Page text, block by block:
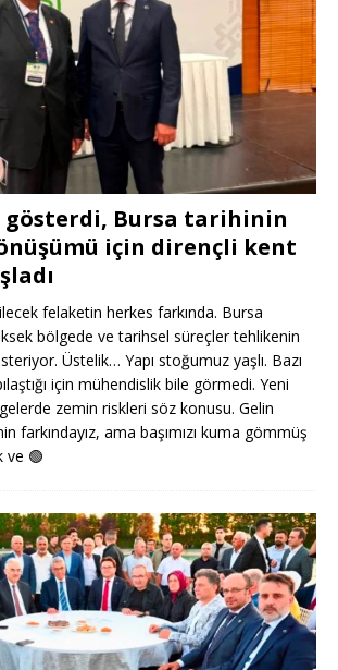
gösterdi, Bursa tarihinin
için dirençli kent
felaketin herkes farkında. Bursa
bölgede ve tarihsel süreçler tehlikenin
Üstelik… Yapı stoğumuz yaşlı. Bazı
için mühendislik bile görmedi. Yeni
zemin riskleri söz konusu. Gelin
farkındayız, ama başımızı kuma gömmüş
ve 🟢